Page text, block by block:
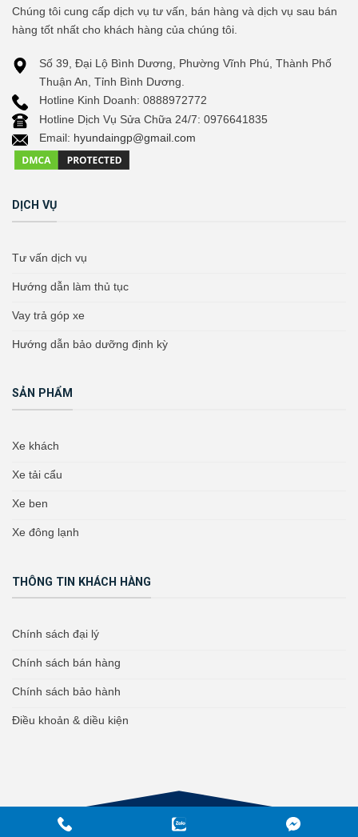
Chúng tôi cung cấp dịch vụ tư vấn, bán hàng và dịch vụ sau bán
hàng tốt nhất cho khách hàng của chúng tôi.
Số 39, Đại Lộ Bình Dương, Phường Vĩnh Phú, Thành Phố
Thuận An, Tỉnh Bình Dương.
Hotline Kinh Doanh: 0888972772
Hotline Dịch Vụ Sửa Chữa 24/7: 0976641835
Email: hyundaingp@gmail.com
DỊCH VỤ
Tư vấn dịch vụ
Hướng dẫn làm thủ tục
Vay trả góp xe
Hướng dẫn bảo dưỡng định kỳ
SẢN PHẨM
Xe khách
Xe tải cẩu
Xe ben
Xe đông lạnh
THÔNG TIN KHÁCH HÀNG
Chính sách đại lý
Chính sách bán hàng
Chính sách bảo hành
Điều khoản & diều kiện